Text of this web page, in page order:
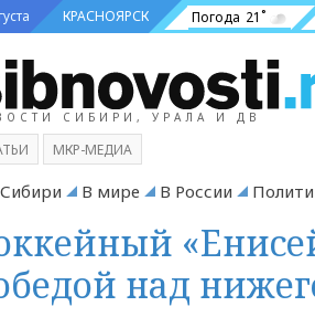
КРАСНОЯРСК Погода 21˚
СИБИРИ, УРАЛА И ДВ
МКР-МЕДИА
В мире В России
над